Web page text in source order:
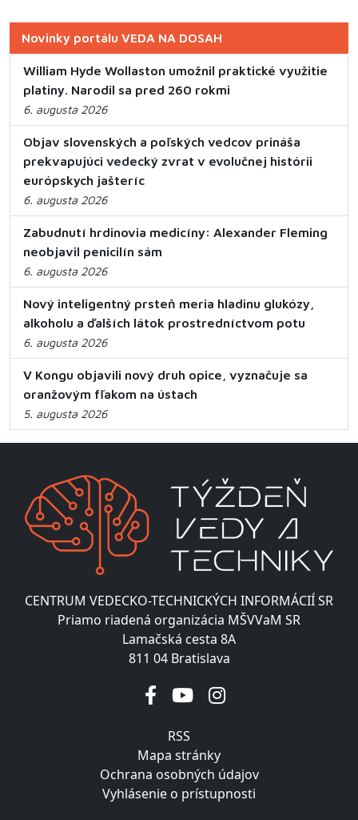
Novinky portálu VEDA NA DOSAH
William Hyde Wollaston umožnil praktické využitie
platiny. Narodil sa pred 260 rokmi
6. augusta 2026
Objav slovenských a poľských vedcov prináša
prekvapujúci vedecký zvrat v evolučnej histórii
európskych jašteríc
6. augusta 2026
Zabudnutí hrdinovia medicíny: Alexander Fleming
neobjavil penicilín sám
6. augusta 2026
Nový inteligentný prsteň meria hladinu glukózy,
alkoholu a ďalších látok prostredníctvom potu
6. augusta 2026
V Kongu objavili nový druh opice, vyznačuje sa
oranžovým fľakom na ústach
5. augusta 2026
CENTRUM VEDECKO-TECHNICKÝCH INFORMÁCIÍ SR
Priamo riadená organizácia MŠVVaM SR
Lamačská cesta 8A
811 04 Bratislava
RSS
Mapa stránky
Ochrana osobných údajov
Vyhlásenie o prístupnosti